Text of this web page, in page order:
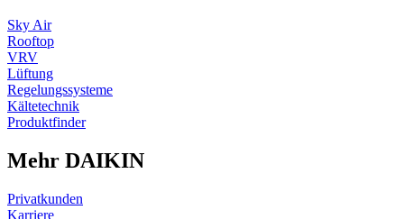
Sky Air
Rooftop
VRV
Lüftung
Regelungssysteme
Kältetechnik
Produktfinder
Mehr DAIKIN
Privatkunden
Karriere